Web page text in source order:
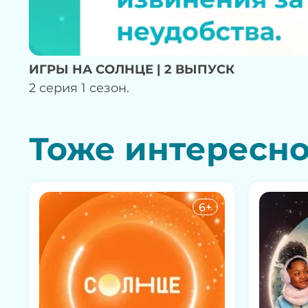
ИГРЫ НА СОЛНЦЕ | 2 ВЫПУСК
2 серия 1 сезон.
Тоже
6+